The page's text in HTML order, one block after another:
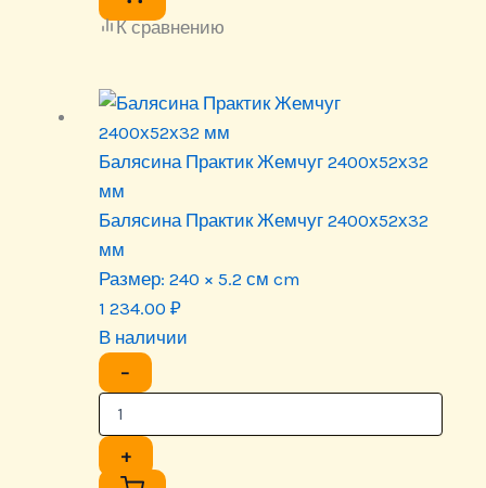
К сравнению
Балясина Практик Жемчуг 2400х52х32
мм
Балясина Практик Жемчуг 2400х52х32
мм
Размер: 240 × 5.2 см cm
1 234.00 ₽
В наличии
−
+